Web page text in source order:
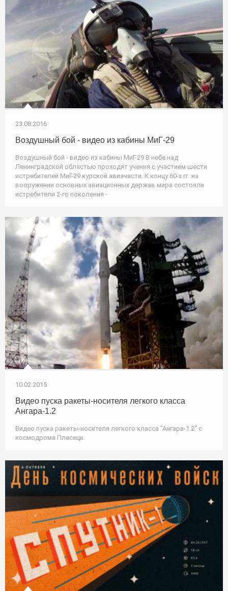
23.08.2016
Воздушный бой - видео из кабины МиГ-29
Воздушный бой - видео из кабины МиГ-29 В небе над
Ленинградской областью проходят учения с участием шести
истребителей МиГ-29 курской авиачасти. К концу 60-х гг. на
вооружении основных авиационных держав мира состояли
истребители 2-го поколения -
10.02.2015
Видео пуска ракеты-носителя легкого класса
Ангара-1.2
Видео пуска ракеты-носителя легкого класса "Ангара-1.2" с
космодрома Плесецк